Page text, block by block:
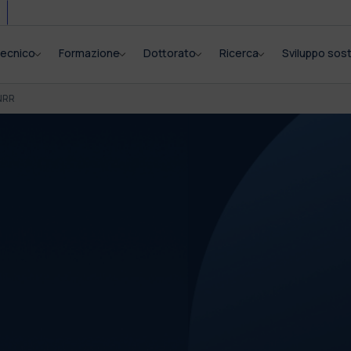
Formazione Dottorato Ricerca Sviluppo